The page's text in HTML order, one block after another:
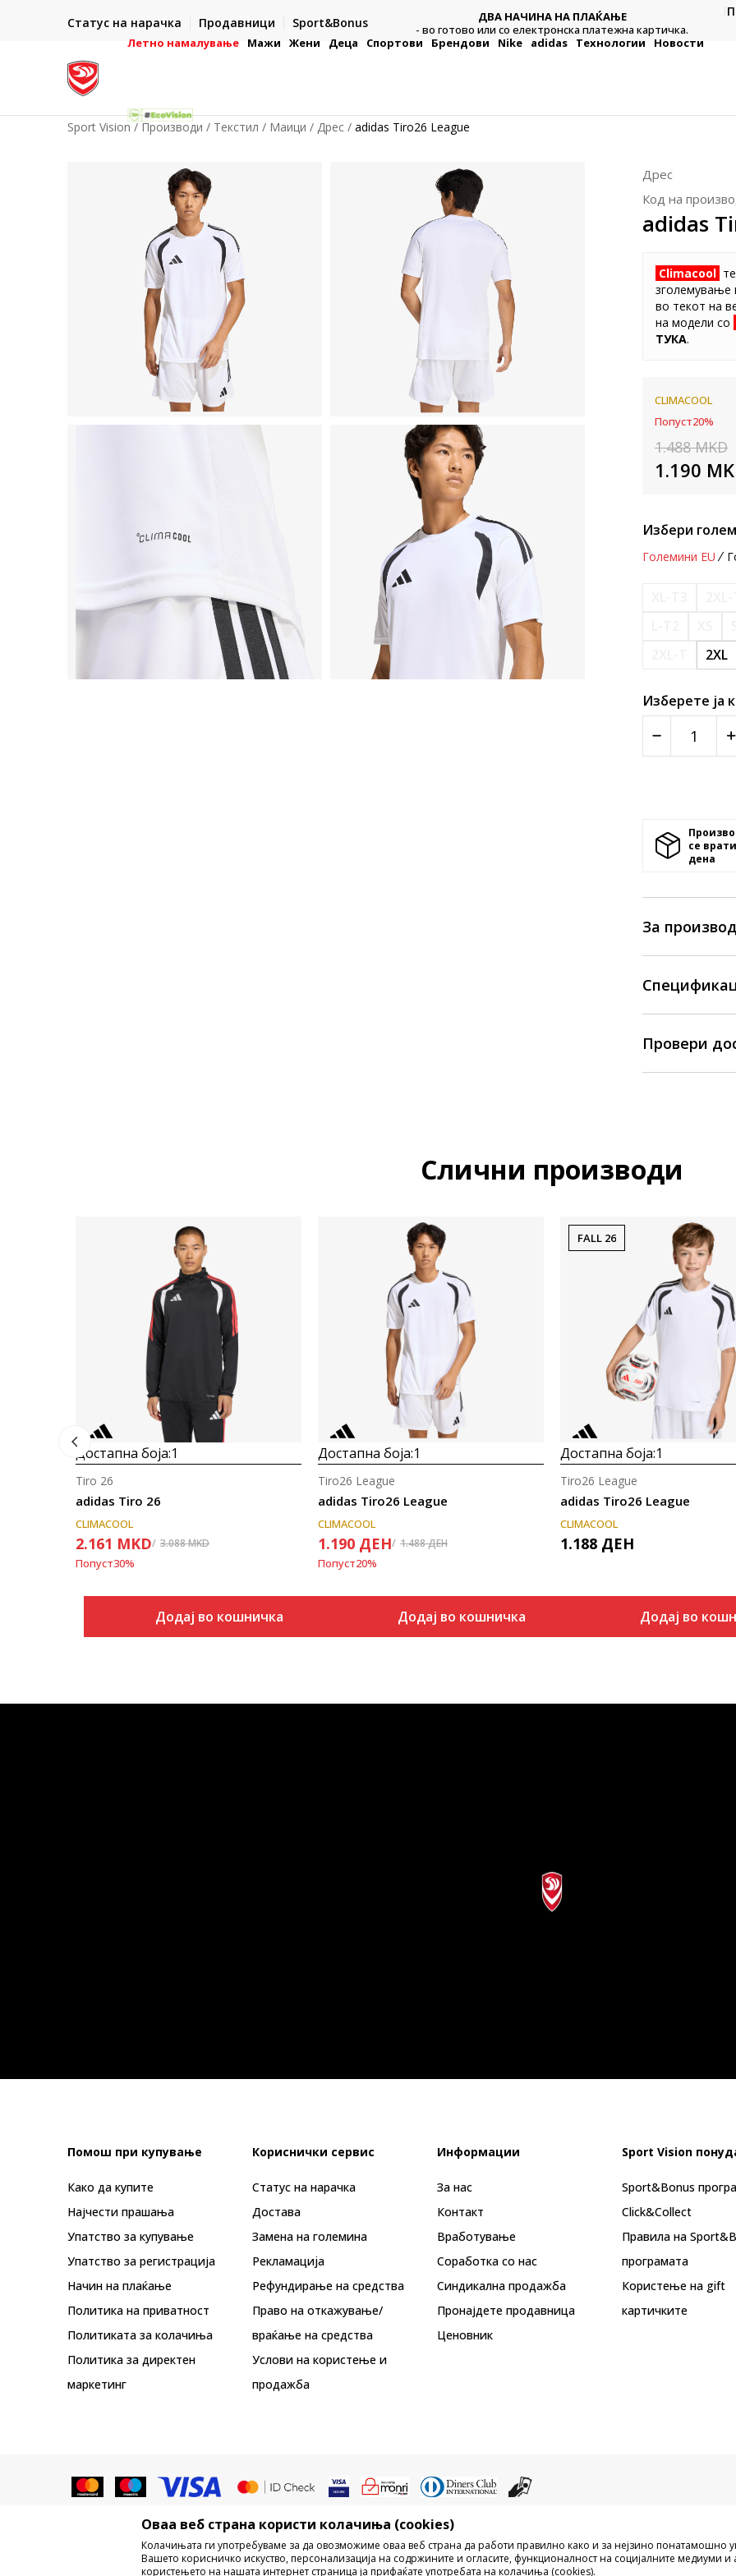
Статус на нарачка Продавници Sport&Bonus
- на сите нарачки во готово или со електронска платежна
ДВА НАЧИНА НА ПЛАЌАЊЕ
- во готово или со електронска платежна картичка.
Летно намалување Мажи Жени Деца Спортови Брендови Nike adidas Технологии Новости
Sport Vision Производи Текстил Маици Дрес adidas Tiro26 League
Дрес
Код на
adidas
Climacool
зголемување
во текот на
на модели со
ТУКА.
CLIMACOOL
Попуст20%
1.488 MKD
1.190
Избери
Големини EU
2XL
Изберете ја
се
денa
За
Провери
Слични производи
Достапна боја:1
adidas Tiro 26
Tiro 26
CLIMACOOL
2.161 MKD 3.088MKD
Попуст30%
Додај во кошничка
Достапна боја:1
adidas Tiro26 League
Tiro26 League
CLIMACOOL
1.190 ДЕН 1.488ДЕН
Попуст20%
Додај во кошничка
FALL 26
Достапна боја:1
adidas Tiro26 League
Tiro26 League
CLIMACOOL
1.188 ДЕН
Додај во
Помош при купување
Како да купите
Најчести прашања
Упатство за купување
Упатство за регистрација
Начин на плаќање
Политика на приватност
Политиката за колачиња
Политика за директен
маркетинг
Кориснички сервис
Статус на нарачка
Достава
Замена на големина
Рекламациja
Рефундирање на средства
Право на откажување/
враќање на средства
Услови на користење и
продажба
Информации
За нас
Контакт
Вработување
Соработка со нас
Синдикална продажба
Пронајдете продавница
Ценовник
Sport Vision
Sport&Bonus
Click&Collect
Правила на
програмата
Користење на gift
картичките
Не е дозволено превземање или користење на содржината од интернет страните на Sport Vision, делумно
трговски марки, комерцијални содржини, ниту истите да се отстапуваат на трети лица, јавно да се објавуваат
без писмена согласност од БДС.МК ДООЕЛ.
Оваа веб страна користи колачиња (cookies)
Колачињата ги употребуваме за да овозможиме оваа веб страна да работи правилно како и за нејзино понатамошно
Вашето корисничко искуство, персонализација на содржините и огласите, функционалност на социјалните медиуми
користењето на нашата интернет страница ја прифаќате употребата на колачиња (cookies).